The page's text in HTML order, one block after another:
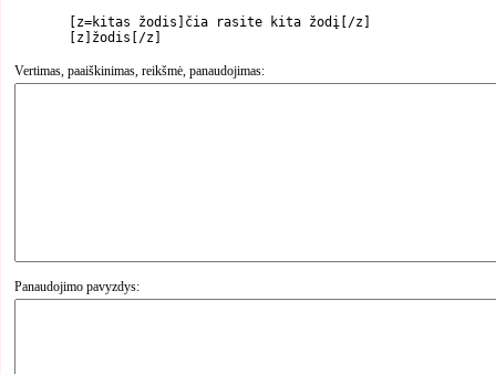
Vertimas, paaiškinimas, reikšmė, panaudojimas:
Panaudojimo pavyzdys: